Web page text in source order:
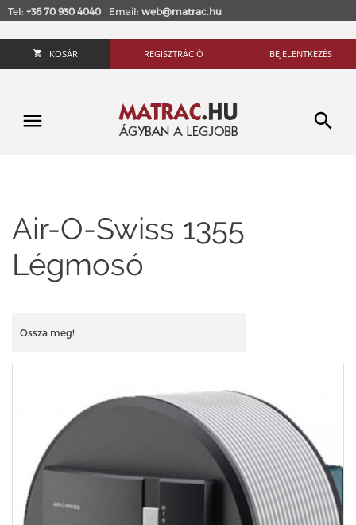
Tel: +36 70 930 4040 Email: web@matrac.hu
KOSÁR REGISZTRÁCIÓ BEJELENTKEZÉS
Air-O-Swiss 1355
Légmosó
Ossza meg!